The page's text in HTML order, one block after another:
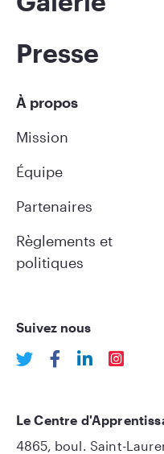
Presse
À propos
Mission
Équipe
Partenaires
Règlements et
politiques
Suivez nous
Le Centre
4865, boul. Saint-